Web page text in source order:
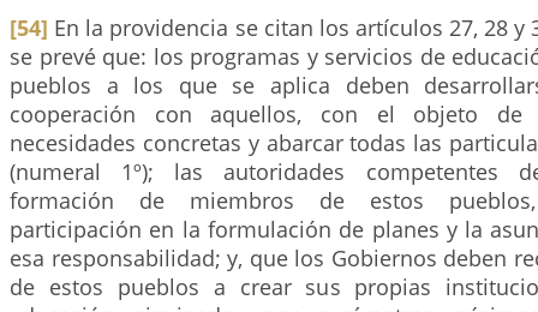
[54] En la providencia se citan los artículos 27, 28 y
se prevé que: los programas y servicios de
pueblos a los que se aplica deben
cooperación con aquellos, con el objeto de
necesidades concretas y abarcar todas las
(numeral 1º); las autoridades competentes
formación de miembros de estos
participación en la formulación de planes y la
esa responsabilidad; y, que los Gobiernos deben
de estos pueblos a crear sus propias